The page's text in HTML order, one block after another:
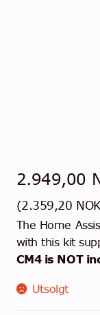
2.949,00
(2.359,20
The Home
with this kit
CM4 is NOT
Utsolgt